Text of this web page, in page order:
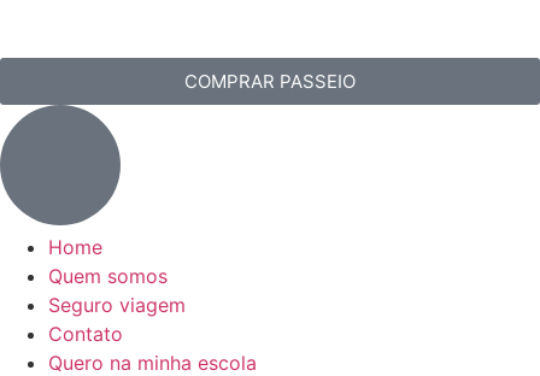
COMPRAR PASSEIO
Home
Quem somos
Seguro viagem
Contato
Quero na minha escola